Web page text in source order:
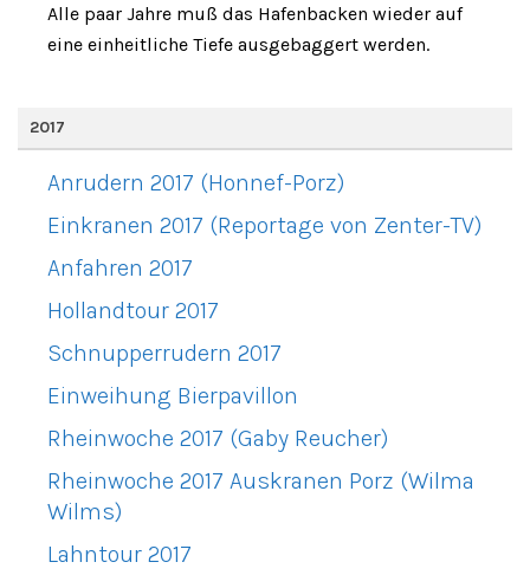
Alle paar Jahre muß das Hafenbacken wieder auf
eine einheitliche Tiefe ausgebaggert werden.
2017
Anrudern 2017 (Honnef-Porz)
Einkranen 2017 (Reportage von Zenter-TV)
Anfahren 2017
Hollandtour 2017
Schnupperrudern 2017
Einweihung Bierpavillon
Rheinwoche 2017 (Gaby Reucher)
Rheinwoche 2017 Auskranen Porz (Wilma
Wilms)
Lahntour 2017